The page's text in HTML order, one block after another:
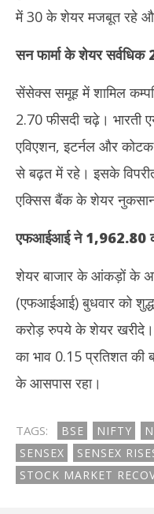
में 30 के शेयर मजबूत रहे और
सन फार्मा के शेयर
सेंसेक्स समूह में शामिल
2.70 फीसदी चढ़े। भारती
एविएशन, इटर्नल और
से बढ़त में रहे। इसके
एक्सिस बैंक के शेयर
एफआईआई ने1,962.80
शेयर बाजार के आंकड़ों के
(एफआईआई) बुधवार को
करोड़ रुपये के शेयर खरीदे।
का भाव 0.15 प्रतिशत
के आसपास रहा।
TAGS: BSE NIFTY
SENSEX
SENSEX
STOCK MARKET